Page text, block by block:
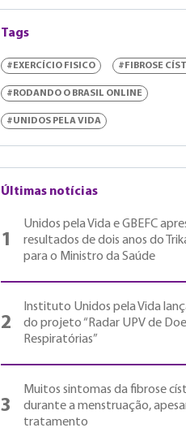
Tags
#EXERCÍCIO FISICO #FIBROSE
#RODANDO O BRASIL ONLINE
#UNIDOS PELA VIDA
Últimas notícias
1
Unidos pela Vida e GBEFC
resultados de dois anos do
para o Ministro da Saúde
2
Instituto Unidos pela Vida
do projeto “Radar UPV de
Respiratórias”
3
Muitos sintomas da fibrose
durante a menstruação,
tratamento